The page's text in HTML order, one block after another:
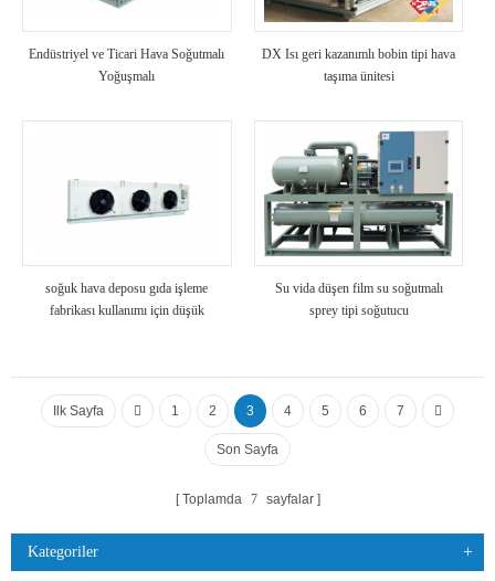
Endüstriyel ve Ticari Hava Soğutmalı
Yoğuşmalı
DX Isı geri kazanımlı bobin tipi hava
taşıma ünitesi
soğuk hava deposu gıda işleme
fabrikası kullanımı için düşük
Su vida düşen film su soğutmalı
sprey tipi soğutucu
Ilk Sayfa 1 2 3 4 5 6 7
Son Sayfa
Toplamda 7 sayfalar
Kategoriler